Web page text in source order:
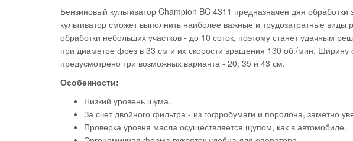
Бензиновый культиватор Champion BC 4311 предназначен дяя обработки
культиватор сможет выполнить наиболее важные и трудозатратные виды
обработки небольших участков - до 10 соток, поэтому станет удачным
при диаметре фрез в 33 см и их скорости вращения 130 об./мин. Ширину
предусмотрено три возможных варианта - 20, 35 и 43 см.
Особенности:
Низкий уровень шума.
За счет двойного фильтра - из гофробумаги и поролона, заметно
Проверка уровня масла осуществляется щупом, как в автомобиле.